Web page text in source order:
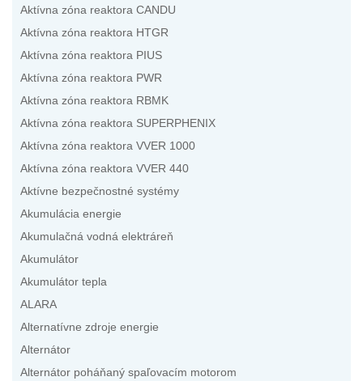
Aktívna zóna reaktora CANDU
Aktívna zóna reaktora HTGR
Aktívna zóna reaktora PIUS
Aktívna zóna reaktora PWR
Aktívna zóna reaktora RBMK
Aktívna zóna reaktora SUPERPHENIX
Aktívna zóna reaktora VVER 1000
Aktívna zóna reaktora VVER 440
Aktívne bezpečnostné systémy
Akumulácia energie
Akumulačná vodná elektráreň
Akumulátor
Akumulátor tepla
ALARA
Alternatívne zdroje energie
Alternátor
Alternátor poháňaný spaľovacím motorom